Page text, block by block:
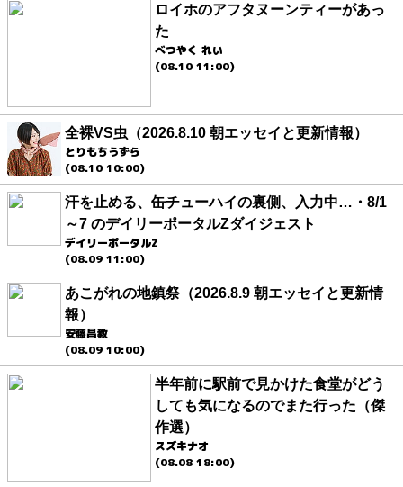
ロイホのアフタヌーンティーがあっ
た
べつやく れい
(08.10 11:00)
全裸VS虫（2026.8.10 朝エッセイと更新情報）
とりもちうずら
(08.10 10:00)
汗を止める、缶チューハイの裏側、入力中…・8/1
～7 のデイリーポータルZダイジェスト
デイリーポータルZ
(08.09 11:00)
あこがれの地鎮祭（2026.8.9 朝エッセイと更新情
報）
安藤昌教
(08.09 10:00)
半年前に駅前で見かけた食堂がどう
しても気になるのでまた行った（傑
作選）
スズキナオ
(08.08 18:00)